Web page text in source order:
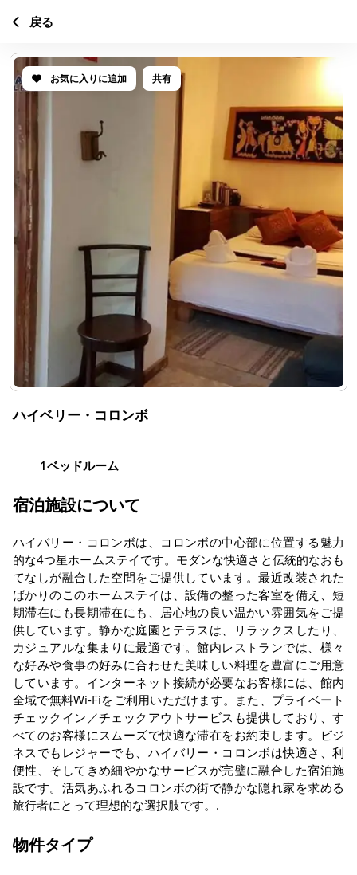
お気に入りに追加 共有
ハイベリー・コロンボ
1ベッドルーム
宿泊施設について
ハイバリー・コロンボは、コロンボの中心部に位置する魅力
的な4つ星ホームステイです。モダンな快適さと伝統的なおも
てなしが融合した空間をご提供しています。最近改装された
ばかりのこのホームステイは、設備の整った客室を備え、短
期滞在にも長期滞在にも、居心地の良い温かい雰囲気をご提
供しています。静かな庭園とテラスは、リラックスしたり、
カジュアルな集まりに最適です。館内レストランでは、様々
な好みや食事の好みに合わせた美味しい料理を豊富にご用意
しています。インターネット接続が必要なお客様には、館内
全域で無料Wi-Fiをご利用いただけます。また、プライベート
チェックイン／チェックアウトサービスも提供しており、す
べてのお客様にスムーズで快適な滞在をお約束します。ビジ
ネスでもレジャーでも、ハイバリー・コロンボは快適さ、利
便性、そしてきめ細やかなサービスが完璧に融合した宿泊施
設です。活気あふれるコロンボの街で静かな隠れ家を求める
旅行者にとって理想的な選択肢です。.
物件タイプ
戻る